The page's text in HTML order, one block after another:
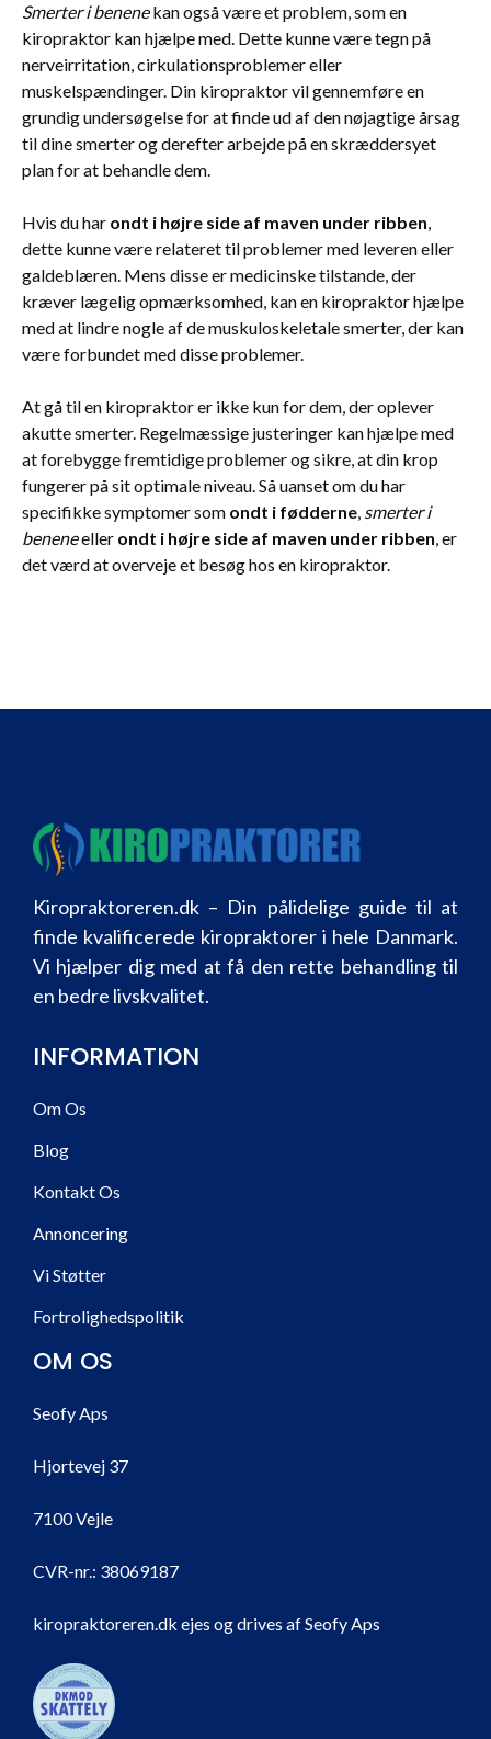
Smerter i benenekan også være et problem, som en
kiropraktor kan hjælpe med. Dette kunne være tegn på
nerveirritation, cirkulationsproblemer eller
muskelspændinger. Din kiropraktor vil gennemføre en
grundig undersøgelse for at finde ud af den nøjagtige årsag
til dine smerter og derefter arbejde på en skræddersyet
plan for at behandle dem.
Hvis du har ondt i højre side af maven under ribben,
dette kunne være relateret til problemer med leveren eller
galdeblæren. Mens disse er medicinske tilstande, der
kræver lægelig opmærksomhed, kan en kiropraktor hjælpe
med at lindre nogle af de muskuloskeletale smerter, der kan
være forbundet med disse problemer.
At gå til en kiropraktor er ikke kun for dem, der oplever
akutte smerter. Regelmæssige justeringer kan hjælpe med
at forebygge fremtidige problemer og sikre, at din krop
fungerer på sit optimale niveau. Så uanset om du har
specifikke symptomer som ondt i fødderne, smerter i
beneneeller ondt i højre side af maven under ribben, er
det værd at overveje et besøg hos en kiropraktor.
Kiropraktoreren.dk – Din pålidelige guide til at
finde kvalificerede kiropraktorer i hele Danmark.
Vi hjælper dig med at få den rette behandling til
en bedre livskvalitet.
INFORMATION
Om Os
Blog
Kontakt Os
Annoncering
Vi Støtter
Fortrolighedspolitik
OM OS
Seofy Aps
Hjortevej 37
7100 Vejle
CVR-nr.: 38069187
kiropraktoreren.dk ejes og drives af Seofy Aps